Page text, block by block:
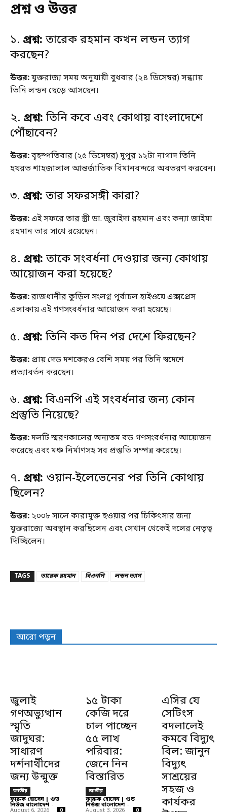
প্রশ্ন ও উত্তর
১. প্রশ্ন: তারেক রহমান কখন লন্ডন ত্যাগ
করছেন?
উত্তর:যুক্তরাজ্য সময় অনুযায়ী বুধবার (২৪ ডিসেম্বর) সন্ধ্যায়
তিনি লন্ডন ছেড়ে আসছেন।
২. প্রশ্ন: তিনি কবে এবং কোথায় বাংলাদেশে
পৌঁছাবেন?
উত্তর:বৃহস্পতিবার (২৫ ডিসেম্বর) দুপুর ১২টা নাগাদ তিনি
হযরত শাহজালাল আন্তর্জাতিক বিমানবন্দরে অবতরণ করবেন।
৩. প্রশ্ন: তার সফরসঙ্গী কারা?
উত্তর:এই সফরে তার স্ত্রী ডা. জুবাইদা রহমান এবং কন্যা জাইমা
রহমান তার সাথে রয়েছেন।
৪. প্রশ্ন: তাকে সংবর্ধনা দেওয়ার জন্য কোথায়
আয়োজন করা হয়েছে?
উত্তর:রাজধানীর কুড়িল সংলগ্ন পূর্বাচল হাইওয়ে এক্সপ্রেস
এলাকায় এই গণসংবর্ধনার আয়োজন করা হয়েছে।
৫. প্রশ্ন: তিনি কত দিন পর দেশে ফিরছেন?
উত্তর: প্রায় দেড় দশকেরও বেশি সময় পর তিনি স্বদেশে
প্রত্যাবর্তন করছেন।
৬. প্রশ্ন: বিএনপি এই সংবর্ধনার জন্য কোন
প্রস্তুতি নিয়েছে?
উত্তর:দলটি স্মরণকালের অন্যতম বড় গণসংবর্ধনার আয়োজন
করেছে এবং মঞ্চ নির্মাণসহ সব প্রস্তুতি সম্পন্ন করেছে।
৭. প্রশ্ন: ওয়ান-ইলেভেনের পর তিনি কোথায়
ছিলেন?
উত্তর: ২০০৮ সালে কারামুক্ত হওয়ার পর চিকিৎসার জন্য
যুক্তরাজ্যে অবস্থান করছিলেন এবং সেখান থেকেই দলের নেতৃত্ব
দিচ্ছিলেন।
TAGS তারেক রহমান বিএনপি লন্ডন ত্যাগ
আরো পড়ুন
জুলাই
গণঅভ্যুত্থান
স্মৃতি
জাদুঘর:
সাধারণ
দর্শনার্থীদের
জন্য উন্মুক্ত
জাতীয়
ফারুক হোসেন | গুড
নিউজ বাংলাদেশ -
August 6, 2026
১৫ টাকা
কেজি দরে
চাল পাচ্ছেন
৫৫ লাখ
পরিবার:
জেনে নিন
বিস্তারিত
জাতীয়
ফারুক হোসেন | গুড
নিউজ বাংলাদেশ -
August 3, 2026
এসির যে
সেটিংস
বদলালেই
কমবে বিদ্যুৎ
বিল: জানুন
বিদ্যুৎ
সাশ্রয়ের
সহজ ও
কার্যকর